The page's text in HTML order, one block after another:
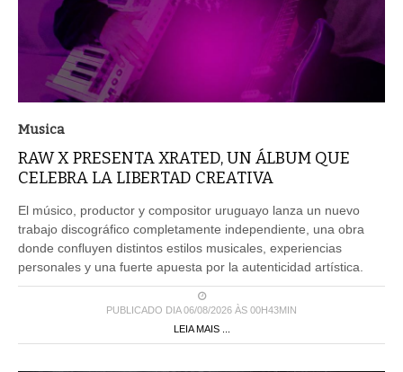
Musica
RAW X PRESENTA XRATED, UN ÁLBUM QUE
CELEBRA LA LIBERTAD CREATIVA
El músico, productor y compositor uruguayo lanza un nuevo
trabajo discográfico completamente independiente, una obra
donde confluyen distintos estilos musicales, experiencias
personales y una fuerte apuesta por la autenticidad artística.
PUBLICADO DIA 06/08/2026 ÀS 00H43MIN
LEIA MAIS ...